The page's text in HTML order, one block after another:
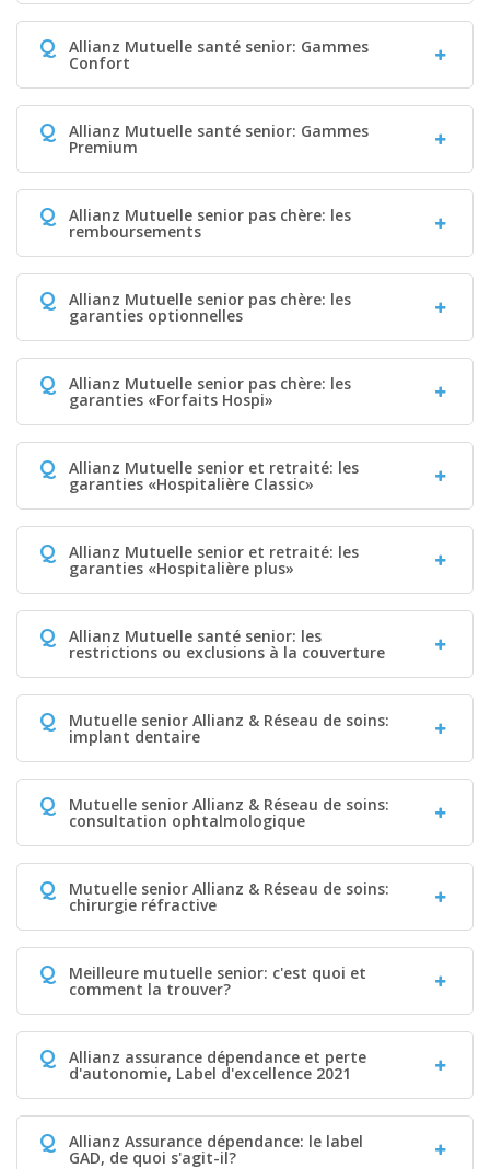
Q Allianz Mutuelle santé senior: Gammes
Confort
Q Allianz Mutuelle santé senior: Gammes
Premium
Q Allianz Mutuelle senior pas chère: les
remboursements
Q Allianz Mutuelle senior pas chère: les
garanties optionnelles
Q Allianz Mutuelle senior pas chère: les
garanties «Forfaits Hospi»
Q Allianz Mutuelle senior et retraité: les
garanties «Hospitalière Classic»
Q Allianz Mutuelle senior et retraité: les
garanties «Hospitalière plus»
Q Allianz Mutuelle santé senior: les
restrictions ou exclusions à la couverture
Q Mutuelle senior Allianz & Réseau de soins:
implant dentaire
Q Mutuelle senior Allianz & Réseau de soins:
consultation ophtalmologique
Q Mutuelle senior Allianz & Réseau de soins:
chirurgie réfractive
Q Meilleure mutuelle senior: c'est quoi et
comment la trouver?
Q Allianz assurance dépendance et perte
d'autonomie, Label d'excellence 2021
Q Allianz Assurance dépendance: le label
GAD, de quoi s'agit-il?